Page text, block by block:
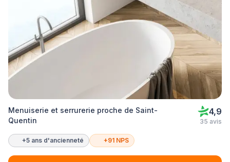
Menuiserie et serrurerie proche de Saint-
Quentin
4,9
35 avis
+5 ans d'ancienneté +91 NPS